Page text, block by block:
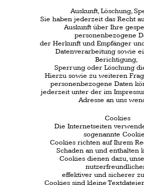
Informationsmaterialien wird hiermit
widersprochen.
Die Betreiber der Seiten behalten sich
ausdrücklich rechtliche Schritte im Falle der
unverlangten Zusendung von
Werbeinformationen,
etwa durch Spam-E-Mail, vor.
Newsletterdaten
Wenn Sie den auf der Webseite angebotenen
Newsletter beziehen möchten, benötigen wir von
Ihnen eine E-Mail-Adresse sowie Informationen,
welche uns die Überprüfung gestatten, dass Sie
der Inhaber der angegebenen E-Mail-
Adresse sind und mit dem Empfang des
Newsletters einverstanden sind.
Weitere Daten werden nicht erhoben.
Diese Daten verwenden wir ausschließlich für den
weiter. Die Einwilligung zur Speicherung der
Daten, der E-Mail-Adresse, sowie deren Nutzung
zum Versand des Newsletters können Sie jederzeit
widerrufen,
etwa über den "Austragung"-Link im Newsletter.